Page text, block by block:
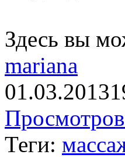
Здесь вы
mariana
01.03.2013
Теги: